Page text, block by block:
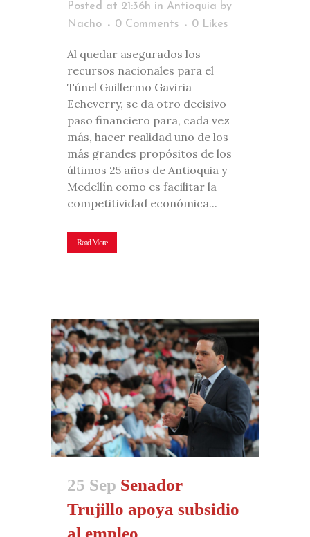
Posted at 21:36h in Antioquia by
Nacho
0 Comments 0 Likes
Al quedar asegurados los
recursos nacionales para el
Túnel Guillermo Gaviria
Echeverry, se da otro decisivo
paso financiero para, cada vez
más, hacer realidad uno de los
más grandes propósitos de los
últimos 25 años de Antioquia y
Medellín como es facilitar la
competitividad económica...
Read More
25 Sep Senador
Trujillo apoya subsidio